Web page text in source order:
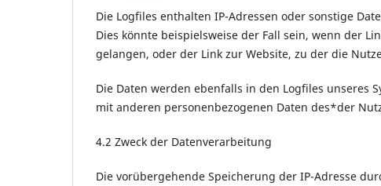
Die Logfiles enthalten IP-Adressen oder sonstige
Dies könnte beispielsweise der Fall sein, wenn der
gelangen, oder der Link zur Website, zu der die
Die Daten werden ebenfalls in den Logfiles unseres
mit anderen personenbezogenen Daten des*der
4.2 Zweck der Datenverarbeitung
Die vorübergehende Speicherung der IP-Adresse